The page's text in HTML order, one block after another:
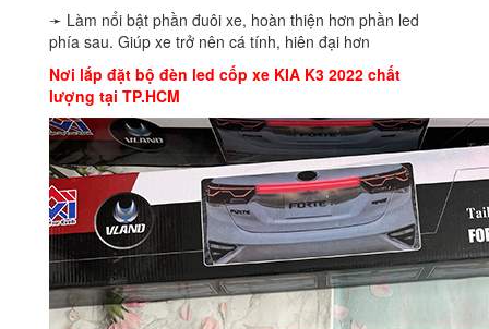
➛ Làm nổi bật phần đuôi xe, hoàn thiện hơn phần led
phía sau. Giúp xe trở nên cá tính, hiên đại hơn
Nơi lắp đặt bộ đèn led cốp xe KIA K3 2022 chất
lượng tại TP.HCM